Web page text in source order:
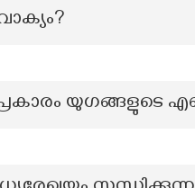
യുഗങ്ങളുടെ